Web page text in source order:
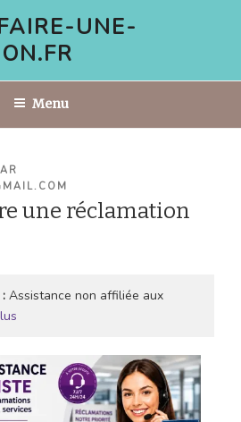
UNE-
Menu
une réclamation
Assistance non affiliée aux